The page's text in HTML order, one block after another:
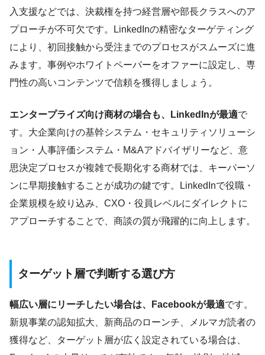
入支援などでは、決裁権を持つ経営層や部長クラスへのア
プローチが不可欠です。LinkedInの精密なターゲティング
により、初回接触から受注までのプロセスがスムーズに進
みます。事例やホワイトペーパーをオファーに設定し、専
門性の高いコンテンツで信頼を獲得しましょう。
エンタープライズ向け商材の場合も、LinkedInが最適で
す。大企業向けの基幹システム・セキュリティソリューシ
ョン・人事評価システム・M&Aアドバイザリーなど、意
思決定プロセスが複雑で長期化する商材では、キーパーソ
ンに早期接触することが成功の鍵です。LinkedInで役職・
企業規模を絞り込み、CXO・役員レベルにダイレクトに
アプローチすることで、商談の質が飛躍的に向上します。
ターゲット層で判断する選び方
幅広い層にリーチしたい場合は、Facebookが最適です。
新規事業の認知拡大、新商品のローンチ、メルマガ読者の
獲得など、ターゲット層が広く設定されている場合は、